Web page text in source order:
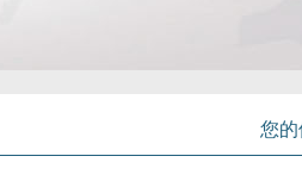
您的